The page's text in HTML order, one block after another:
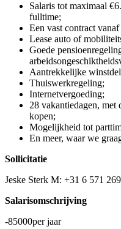
Salaris tot maximaal
fulltime;
Een vast contract vanaf
Lease auto of
Goede
Aantrekkelijke
Thuiswerkregeling;
Internetvergoeding;
28 vakantiedagen, met
kopen;
Mogelijkheid tot
En meer, waar we
Sollicitatie
Jeske Sterk M: +31 6 571
Salarisomschrijving
-85000per jaar